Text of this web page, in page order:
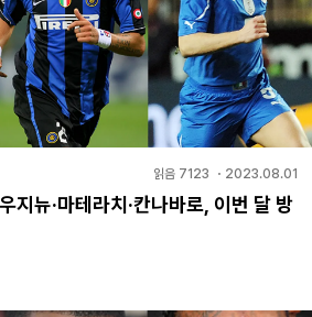
읽음 7123 ・ 2023.08.01
지뉴·마테라치·칸나바로, 이번 달 방